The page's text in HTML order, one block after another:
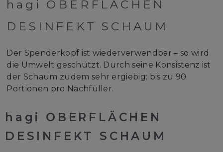
hagi
OBERFLÄCHEN
DESINFEKT SCHAUM
Der Spenderkopf ist wiederverwendbar – so wird
die Umwelt geschützt. Durch seine Konsistenz ist
der Schaum zudem sehr ergiebig: bis zu 90
Portionen pro Nachfüller.
hagi
OBERFLÄCHEN
DESINFEKT SCHAUM